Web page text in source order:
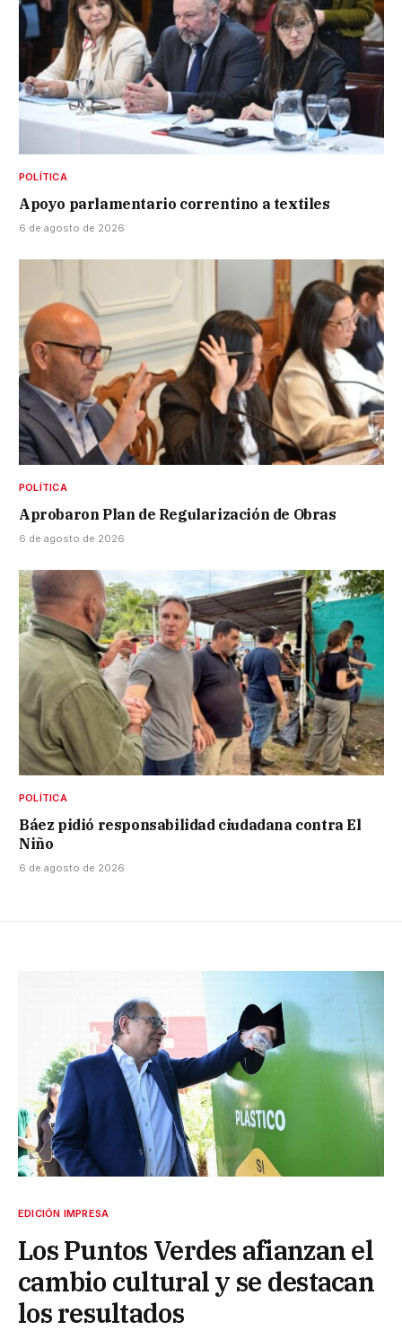
POLÍTICA
Apoyo parlamentario correntino a textiles
6 de agosto de 2026
POLÍTICA
Aprobaron Plan de Regularización de Obras
6 de agosto de 2026
POLÍTICA
Báez pidió responsabilidad ciudadana contra El
Niño
6 de agosto de 2026
EDICIÓN IMPRESA
Los Puntos Verdes afianzan el
cambio cultural y se destacan
los resultados